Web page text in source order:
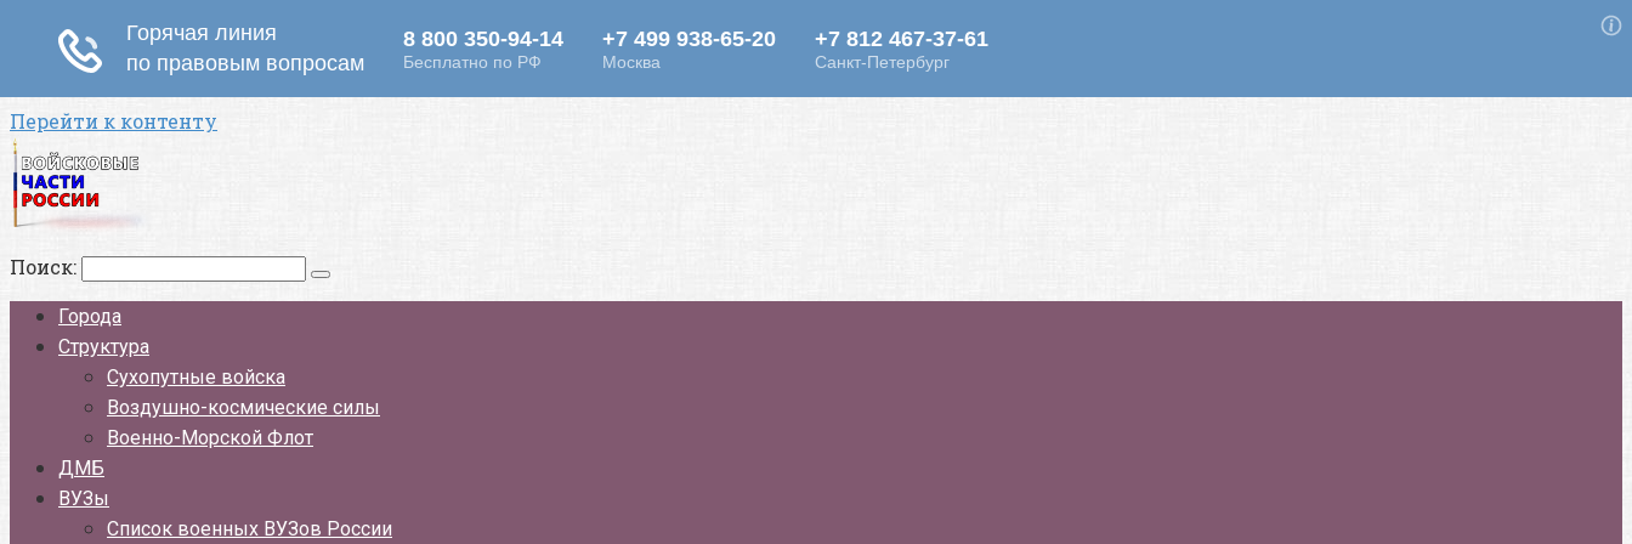
Перейти к контенту
Поиск:
Города
Структура
Сухопутные войска
Воздушно-космические силы
Военно-Морской Флот
ДМБ
ВУЗы
Список военных ВУЗов России